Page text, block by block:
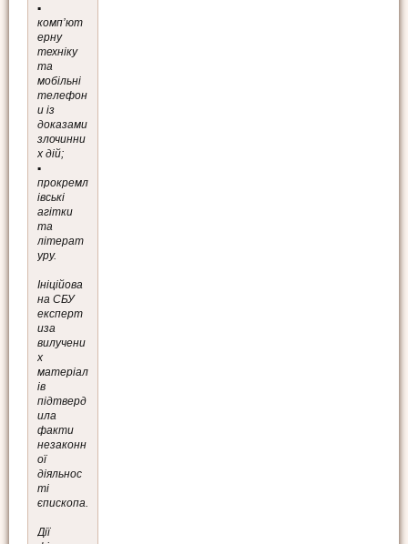
▪️
комп’ют
ерну
техніку
та
мобільні
телефон
и із
доказами
злочинни
х дій;
▪️
прокремл
івські
агітки
та
літерат
уру.
Ініційова
на СБУ
експерт
иза
вилучени
х
матеріал
ів
підтверд
ила
факти
незаконн
ої
діяльнос
ті
єпископа.
Дії